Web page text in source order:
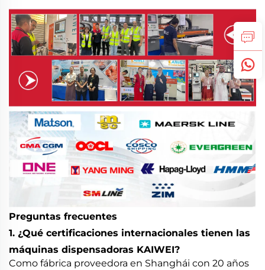
Preguntas frecuentes
1. ¿Qué certificaciones internacionales tienen las
máquinas dispensadoras KAIWEI?
Como fábrica proveedora en Shanghái con 20 años